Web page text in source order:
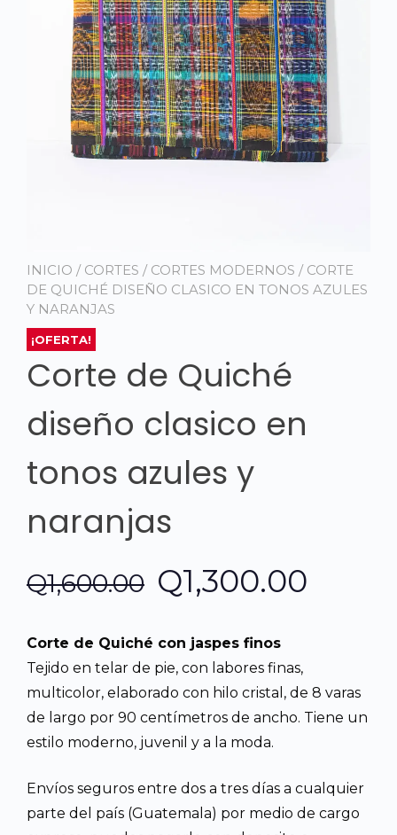
INICIO / CORTES / CORTES MODERNOS / CORTE
DE QUICHÉ DISEÑO CLASICO EN TONOS AZULES
Y NARANJAS
¡OFERTA!
Corte de Quiché
diseño clasico en
tonos azules y
naranjas
Q1,600.00 El
precio
original
era:
Q1,300.00
es:
Corte de Quiché con jaspes finos
Tejido en telar de pie, con labores finas,
multicolor, elaborado con hilo cristal, de 8 varas
de largo por 90 centímetros de ancho. Tiene un
estilo moderno, juvenil y a la moda.
Envíos seguros entre dos a tres días a cualquier
parte del país (Guatemala) por medio de cargo